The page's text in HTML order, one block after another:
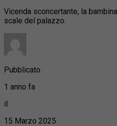
Vicenda sconcertante, la
scale del palazzo.
Pubblicato
1 anno fa
il
15 Marzo 2025